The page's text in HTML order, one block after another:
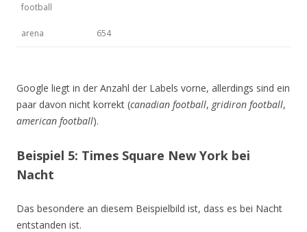
football
arena 654
Google liegt in der Anzahl der Labels vorne, allerdings sind ein
paar davon nicht korrekt (canadian football, gridiron football,
american football).
Beispiel 5: Times Square New York bei
Nacht
Das besondere an diesem Beispielbild ist, dass es bei Nacht
entstanden ist.